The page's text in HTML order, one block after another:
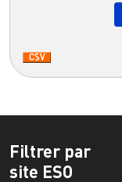
Filtrer par
site ESO